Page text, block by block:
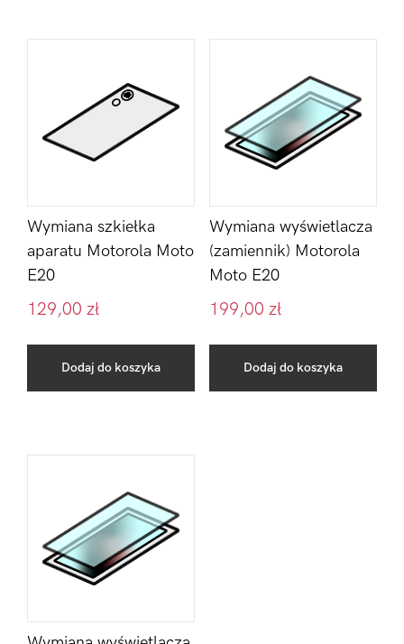
Wymiana szkiełka
aparatu Motorola Moto
E20
129,00 zł
Dodaj do koszyka
Wymiana wyświetlacza
(zamiennik) Motorola
Moto E20
199,00 zł
Dodaj do koszyka